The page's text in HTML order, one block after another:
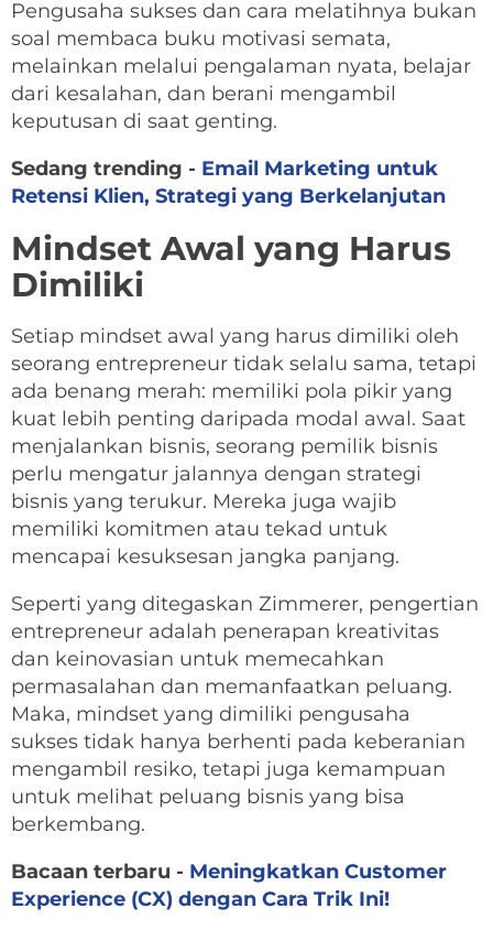
Pengusaha sukses dan cara melatihnya bukan
soal membaca buku motivasi semata,
melainkan melalui pengalaman nyata, belajar
dari kesalahan, dan berani mengambil
keputusan di saat genting.
Sedang trending - Email Marketing untuk
Retensi Klien, Strategi yang Berkelanjutan
Mindset Awal yang Harus
Dimiliki
Setiap mindset awal yang harus dimiliki oleh
seorang entrepreneur tidak selalu sama, tetapi
ada benang merah: memiliki pola pikir yang
kuat lebih penting daripada modal awal. Saat
menjalankan bisnis, seorang pemilik bisnis
perlu mengatur jalannya dengan strategi
bisnis yang terukur. Mereka juga wajib
memiliki komitmen atau tekad untuk
mencapai kesuksesan jangka panjang.
Seperti yang ditegaskan Zimmerer, pengertian
entrepreneur adalah penerapan kreativitas
dan keinovasian untuk memecahkan
permasalahan dan memanfaatkan peluang.
Maka, mindset yang dimiliki pengusaha
sukses tidak hanya berhenti pada keberanian
mengambil resiko, tetapi juga kemampuan
untuk melihat peluang bisnis yang bisa
berkembang.
Bacaan terbaru - Meningkatkan Customer
Experience (CX) dengan Cara Trik Ini!